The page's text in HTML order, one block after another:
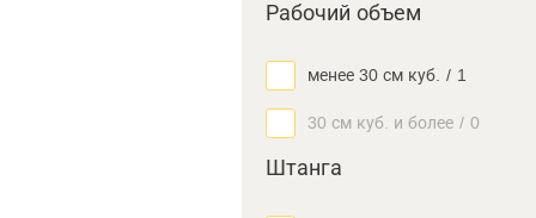
Рабочий объем
менее 30 см куб. / 1
30 см куб. и более / 0
Штанга